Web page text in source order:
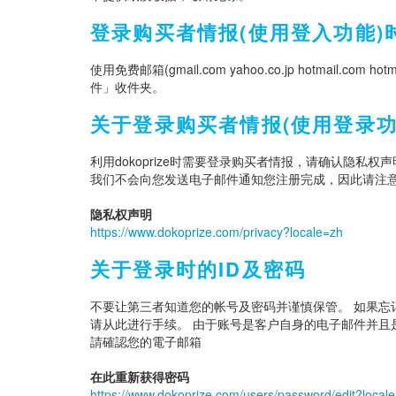
登录购买者情报(使用登入功能)
使用免费邮箱(gmail.com yahoo.co.jp hotmail.com
件」收件夹。
关于登录购买者情报(使用登录
利用dokoprize时需要登录购买者情报，请确认隐私权
我们不会向您发送电子邮件通知您注册完成，因此请注
隐私权声明
https://www.dokoprize.com/privacy?locale=zh
关于登录时的ID及密码
不要让第三者知道您的帐号及密码并谨慎保管。 如果
请从此进行手续。 由于账号是客户自身的电子邮件并
請確認您的電子邮箱
在此重新获得密码